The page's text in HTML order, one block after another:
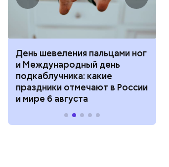
День шевеления пальцами ног
и Международный день
подкаблучника: какие
праздники отмечают в России
и мире 6 августа